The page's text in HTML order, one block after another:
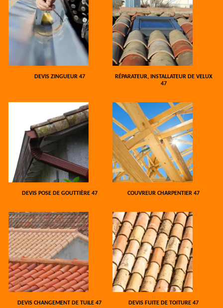
DEVIS ZINGUEUR 47
RÉPARATEUR, INSTALLATEUR DE VELUX
47
DEVIS POSE DE GOUTTIÈRE 47 COUVREUR CHARPENTIER 47
DEVIS CHANGEMENT DE TUILE 47 DEVIS FUITE DE TOITURE 47